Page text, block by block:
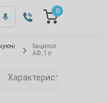
0
Бацилол
АФ, 1 л
Характеристики